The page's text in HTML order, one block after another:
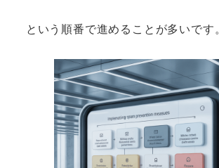
という順番で進めることが多いです。